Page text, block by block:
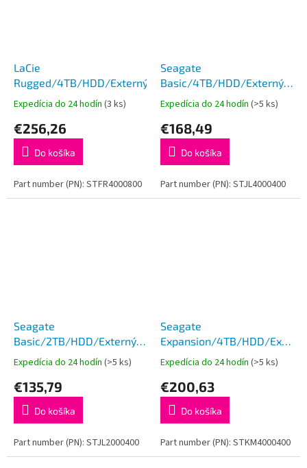
LaCie
Rugged/4TB/HDD/Externý/2.5''/2R
Expedícia do 24 hodín (3 ks)
€256,26
Do košíka
Part number (PN): STFR4000800
Seagate
Basic/4TB/HDD/Externý/
Čierna/2R
Expedícia do 24 hodín (>5 ks)
€168,49
Do košíka
Part number (PN): STJL4000400
Seagate
Basic/2TB/HDD/Externý/2.5''/
Čierna/2R
Expedícia do 24 hodín (>5 ks)
€135,79
Do košíka
Part number (PN): STJL2000400
Seagate
Expansion/4TB/HDD/
Čierna/2R
Expedícia do 24 hodín (>5 ks)
€200,63
Do košíka
Part number (PN): STKM4000400